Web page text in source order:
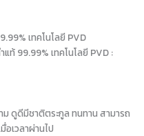
เทคโนโลยี PVD
ท้ 99.99% เทคโนโลยี PVD :
ดูดีมีชาติตระกูล ทนทาน สามารถ
อเวลาผ่านไป